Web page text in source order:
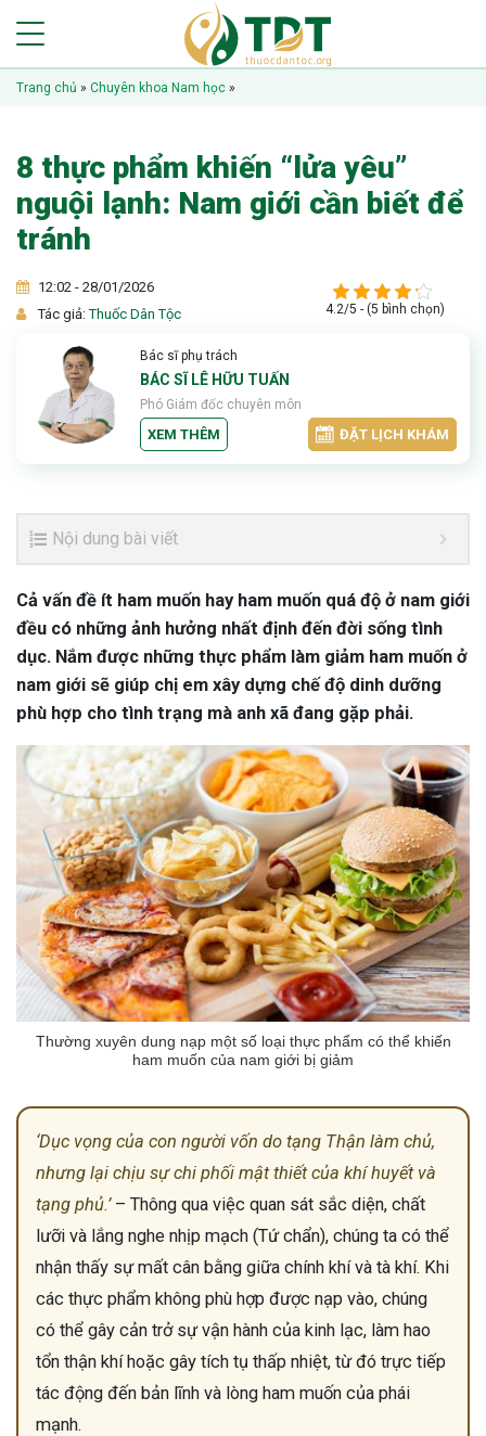
Trang chủ » Chuyên khoa Nam học »
8 thực phẩm khiến “lửa yêu”
nguội lạnh: Nam giới cần biết để
tránh
12:02 - 28/01/2026
Tác giả:Thuốc Dân Tộc 4.2/5 - (5 bình chọn)
Bác sĩ phụ trách
BÁC SĨ LÊ HỮU TUẤN
Phó Giám đốc chuyên môn
XEM THÊM ĐẶT LỊCH KHÁM
Nội dung bài viết
Cả vấn đề ít ham muốn hay ham muốn quá độ ở nam giới
đều có những ảnh hưởng nhất định đến đời sống tình
dục. Nắm được những thực phẩm làm giảm ham muốn ở
nam giới sẽ giúp chị em xây dựng chế độ dinh dưỡng
phù hợp cho tình trạng mà anh xã đang gặp phải.
Thường xuyên dung nạp một số loại thực phẩm có thể khiến
ham muốn của nam giới bị giảm
‘Dục vọng của con người vốn do tạng Thận làm chủ,
nhưng lại chịu sự chi phối mật thiết của khí huyết và
tạng phủ.’– Thông qua việc quan sát sắc diện, chất
lưỡi và lắng nghe nhịp mạch (Tứ chẩn), chúng ta có thể
nhận thấy sự mất cân bằng giữa chính khí và tà khí. Khi
các thực phẩm không phù hợp được nạp vào, chúng
có thể gây cản trở sự vận hành của kinh lạc, làm hao
tổn thận khí hoặc gây tích tụ thấp nhiệt, từ đó trực tiếp
tác động đến bản lĩnh và lòng ham muốn của phái
mạnh.